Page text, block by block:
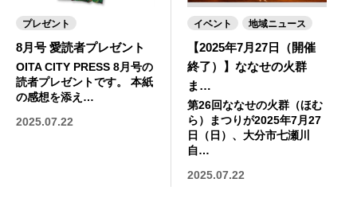
プレゼント
8月号 愛読者プレゼント
OITA CITY PRESS 8月号の
読者プレゼントです。 本紙
の感想を添え…
2025.07.22
イベント 地域ニュース
【2025年7月27日（開催
終了）】ななせの火群
ま…
第26回ななせの火群（ほむ
ら）まつりが2025年7月27
日（日）、大分市七瀬川
自…
2025.07.22